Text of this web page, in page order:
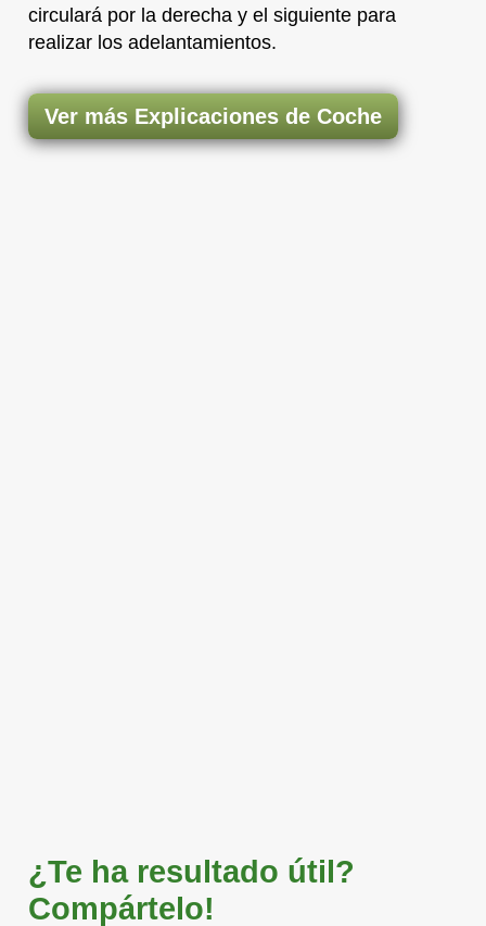
circulará por la derecha y el siguiente para
realizar los adelantamientos.
Ver más Explicaciones de Coche
¿Te ha resultado útil?
Compártelo!